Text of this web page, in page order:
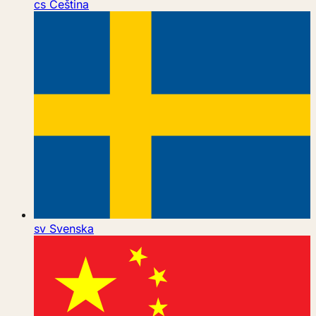
cs Čeština
sv Svenska